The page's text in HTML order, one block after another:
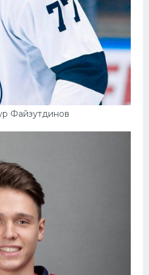
Файзутдинов